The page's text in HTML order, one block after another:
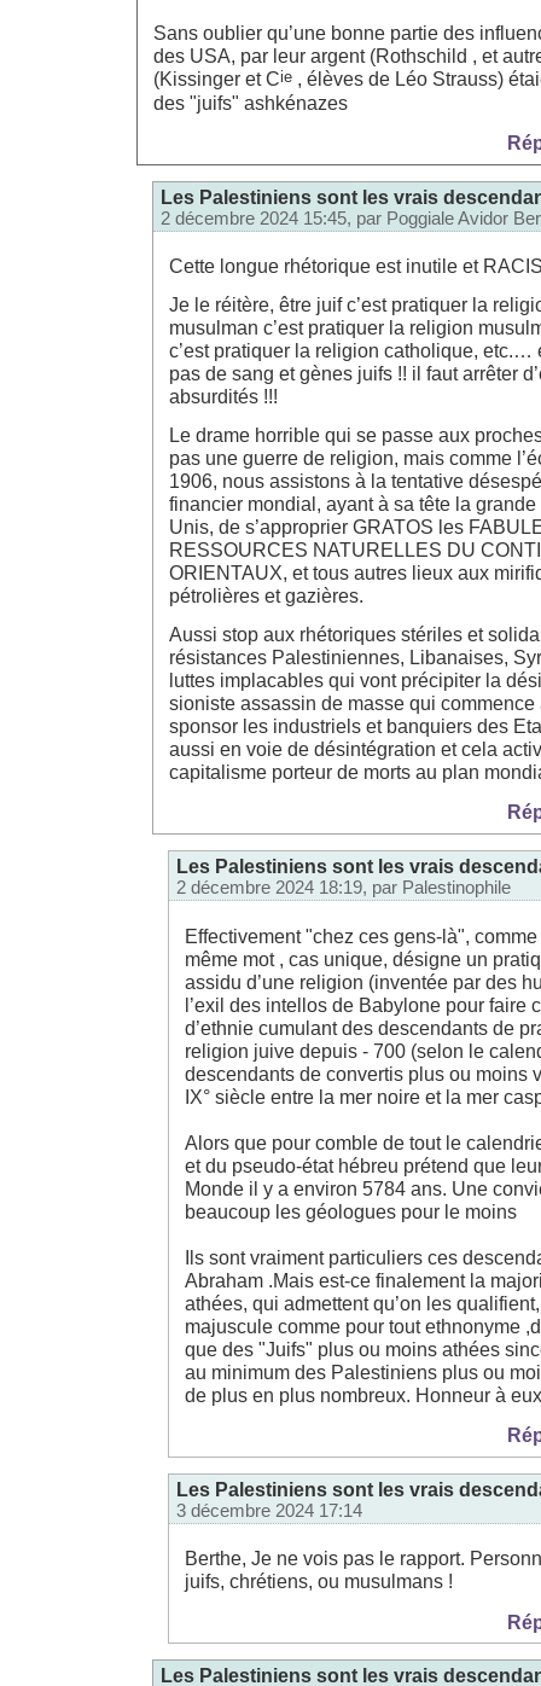
Sans oublier qu’une bonne partie des
des USA, par leur argent (Rothschild , et
(Kissinger et Cie , élèves de Léo Strauss)
des "juifs" ashkénazes
Les Palestiniens sont les vrais
2 décembre 2024 15:45, par Poggiale Avidor
Cette longue rhétorique est inutile et
Je le réitère, être juif c’est pratiquer la
musulman c’est pratiquer la religion
c’est pratiquer la religion catholique, etc.…
pas de sang et gènes juifs !! il faut arrêter
absurdités !!!
Le drame horrible qui se passe aux
pas une guerre de religion, mais comme
1906, nous assistons à la tentative
financier mondial, ayant à sa tête la
Unis, de s’approprier GRATOS les
RESSOURCES NATURELLES DU
ORIENTAUX, et tous autres lieux aux
pétrolières et gazières.
Aussi stop aux rhétoriques stériles et
résistances Palestiniennes, Libanaises,
luttes implacables qui vont précipiter la
sioniste assassin de masse qui
sponsor les industriels et banquiers des
aussi en voie de désintégration et cela
capitalisme porteur de morts au plan
Les Palestiniens sont les vrais
2 décembre 2024 18:19, par Palestinophile
Effectivement "chez ces gens-là",
même mot , cas unique, désigne un
assidu d’une religion (inventée par des
l’exil des intellos de Babylone pour faire
d’ethnie cumulant des descendants de
religion juive depuis - 700 (selon le
descendants de convertis plus ou moins
IX° siècle entre la mer noire et la mer
Alors que pour comble de tout le
et du pseudo-état hébreu prétend que
Monde il y a environ 5784 ans. Une
beaucoup les géologues pour le moins
Ils sont vraiment particuliers ces
Abraham .Mais est-ce finalement la
athées, qui admettent qu’on les
majuscule comme pour tout ethnonyme
que des "Juifs" plus ou moins athées
au minimum des Palestiniens plus ou
de plus en plus nombreux. Honneur à
Les Palestiniens sont les vrais
3 décembre 2024 17:14
Berthe, Je ne vois pas le rapport.
juifs, chrétiens, ou musulmans !
Les Palestiniens sont les vrais